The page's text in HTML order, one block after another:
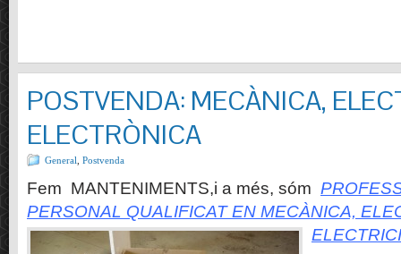
POSTVENDA: MECÀNICA,
ELECTRÒNICA
General Postvenda
Fem MANTENIMENTS,i a més, sóm
PERSONAL QUALIFICAT EN MECÀNICA,